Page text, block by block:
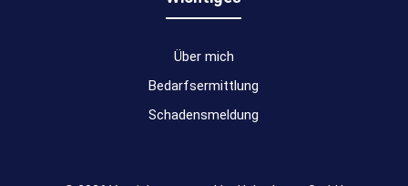
Über mich
Bedarfsermittlung
Schadensmeldung